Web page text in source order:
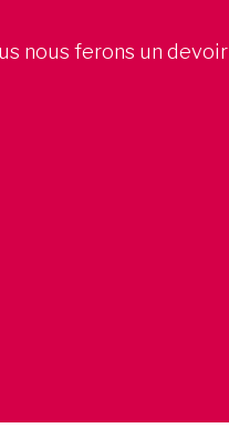
nous ferons un devoir